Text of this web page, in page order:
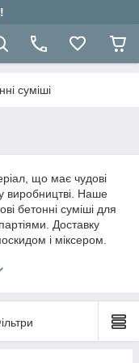
суміші
що має чудові
у виробництві. Наше
бетонні суміші для
Доставку
і міксером.
готові